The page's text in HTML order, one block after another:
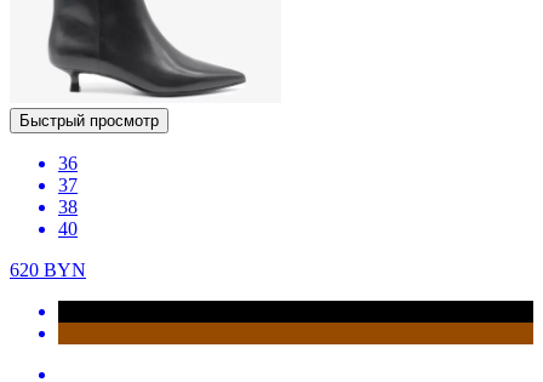
Быстрый просмотр
36
37
38
40
620 BYN